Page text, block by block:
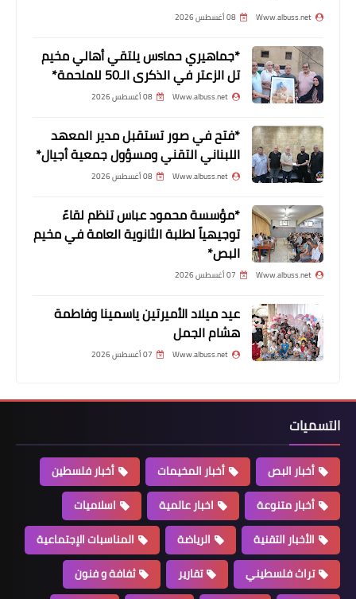
أخبار متنوعة
التراخي مع مطلقي الحسابات المزورة
سيؤدي لعواقب وخيمة
أخبار البص
أهالي المخيمات لـ"القدس للأنباء":
أخبار البص
Www.albuss.net 08 أغسطس 2026
*جماهيري حماsس يلتقي أهالي مخيم
تل الزعتر في الذكرى الـ50 للملحمة*
Www.albuss.net 08 أغسطس 2026
*فتح في صور تستقبل مدير المعهد
اللبناني التقني ومسؤول جمعية أجيال*
Www.albuss.net 08 أغسطس 2026
*مؤسسة محمود عباس تنظم لقاءً
توجيهياً لطلبة الثانوية العامة في مخيم
البص*
Www.albuss.net 07 أغسطس 2026
عيد ميلاد الأميرتين ياسمينا وفاطمة
هشام الجمل
Www.albuss.net 07 أغسطس 2026
التسميات
أخبار البص أخبار المخيمات
أخبار فلسطين
أخبار متنوعة
اخبار عالمية
اسلاميات
الأخبار التقنية
الرياضة
المناسبات الإجتماعية
تراث فلسطيني
تقارير
ثفافة و فنون